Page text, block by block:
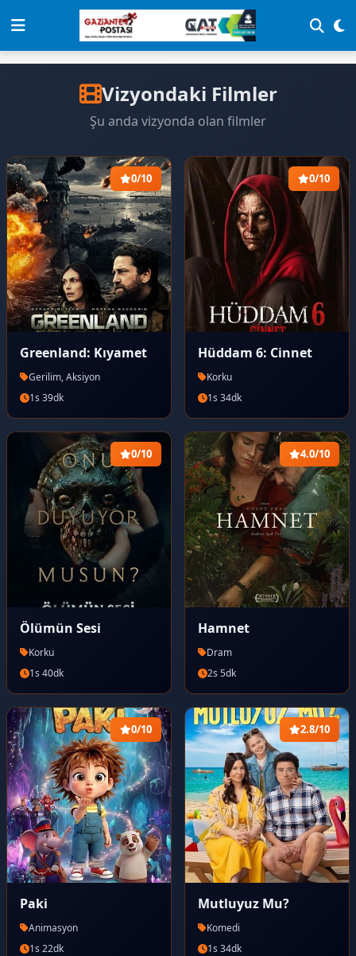
Vizyondaki Filmler
Şu anda vizyonda olan filmler
0/10
Greenland: Kıyamet
Gerilim, Aksiyon
1s 39dk
0/10
Hüddam 6: Cinnet
Korku
1s 34dk
0/10
Ölümün Sesi
Korku
1s 40dk
4.0/10
Hamnet
Dram
2s 5dk
0/10
Paki
Animasyon
1s 22dk
2.8/10
Mutluyuz Mu?
Komedi
1s 34dk